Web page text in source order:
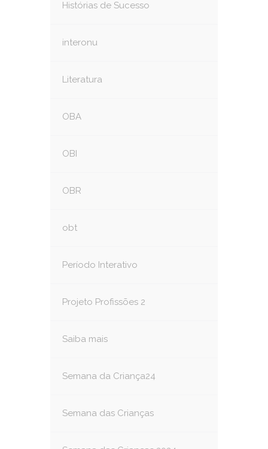
Histórias de Sucesso
interonu
Literatura
OBA
OBI
OBR
obt
Período Interativo
Projeto Profissões 2
Saiba mais
Semana da Criança24
Semana das Crianças